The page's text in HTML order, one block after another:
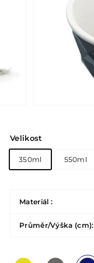
Velikost
350ml 550ml
Materiál :
Průměr/Výška (cm):